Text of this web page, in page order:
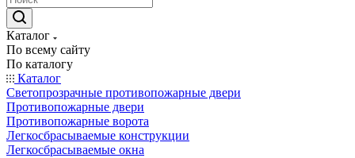
Каталог
По всему сайту
По каталогу
Каталог
Светопрозрачные противопожарные двери
Противопожарные двери
Противопожарные ворота
Легкосбрасываемые конструкции
Легкосбрасываемые окна